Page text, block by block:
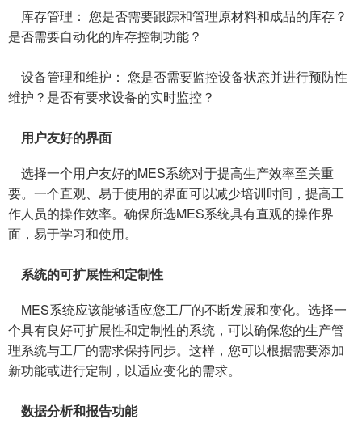
库存管理： 您是否需要跟踪和管理原材料和成品的库存？
是否需要自动化的库存控制功能？
设备管理和维护： 您是否需要监控设备状态并进行预防性
维护？是否有要求设备的实时监控？
用户友好的界面
选择一个用户友好的MES系统对于提高生产效率至关重
要。一个直观、易于使用的界面可以减少培训时间，提高工
作人员的操作效率。确保所选MES系统具有直观的操作界
面，易于学习和使用。
系统的可扩展性和定制性
MES系统应该能够适应您工厂的不断发展和变化。选择一
个具有良好可扩展性和定制性的系统，可以确保您的生产管
理系统与工厂的需求保持同步。这样，您可以根据需要添加
新功能或进行定制，以适应变化的需求。
数据分析和报告功能